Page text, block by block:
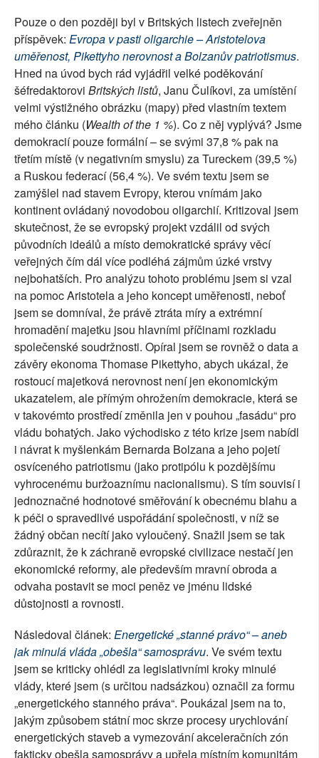
Pouze o den později byl v Britských listech zveřejněn
příspěvek: Evropa v pasti oligarchie – Aristotelova
uměřenost, Pikettyho nerovnost a Bolzanův patriotismus.
Hned na úvod bych rád vyjádřil velké poděkování
šéfredaktorovi Britských listů, Janu Čulíkovi, za umístění
velmi výstižného obrázku (mapy) před vlastním textem
mého článku (Wealth of the 1 %). Co z něj vyplývá? Jsme
demokracií pouze formální – se svými 37,8 % pak na
třetím místě (v negativním smyslu) za Tureckem (39,5 %)
a Ruskou federací (56,4 %). Ve svém textu jsem se
zamýšlel nad stavem Evropy, kterou vnímám jako
kontinent ovládaný novodobou oligarchií. Kritizoval jsem
skutečnost, že se evropský projekt vzdálil od svých
původních ideálů a místo demokratické správy věcí
veřejných čím dál více podléhá zájmům úzké vrstvy
nejbohatších. Pro analýzu tohoto problému jsem si vzal
na pomoc Aristotela a jeho koncept uměřenosti, neboť
jsem se domníval, že právě ztráta míry a extrémní
hromadění majetku jsou hlavními příčinami rozkladu
společenské soudržnosti. Opíral jsem se rovněž o data a
závěry ekonoma Thomase Pikettyho, abych ukázal, že
rostoucí majetková nerovnost není jen ekonomickým
ukazatelem, ale přímým ohrožením demokracie, která se
v takovémto prostředí změnila jen v pouhou „fasádu“ pro
vládu bohatých. Jako východisko z této krize jsem nabídl
i návrat k myšlenkám Bernarda Bolzana a jeho pojetí
osvíceného patriotismu (jako protipólu k pozdějšímu
vyhrocenému buržoaznímu nacionalismu). S tím souvisí i
jednoznačné hodnotové směřování k obecnému blahu a
k péči o spravedlivé uspořádání společnosti, v níž se
žádný občan necítí jako vyloučený. Snažil jsem se tak
zdůraznit, že k záchraně evropské civilizace nestačí jen
ekonomické reformy, ale především mravní obroda a
odvaha postavit se moci peněz ve jménu lidské
důstojnosti a rovnosti.
Následoval článek: Energetické „stanné právo“ – aneb
jak minulá vláda „obešla“ samosprávu. Ve svém textu
jsem se kriticky ohlédl za legislativními kroky minulé
vlády, které jsem (s určitou nadsázkou) označil za formu
„energetického stanného práva“. Poukázal jsem na to,
jakým způsobem státní moc skrze procesy urychlování
energetických staveb a vymezování akceleračních zón
fakticky obešla samosprávy a upřela místním komunitám